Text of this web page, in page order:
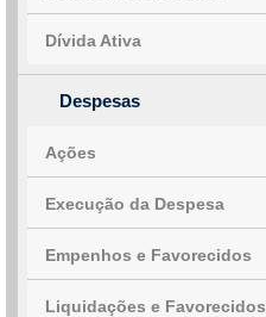
Dívida Ativa
Despesas
Ações
Execução da Despesa
Empenhos e Favorecidos
Liquidações e Favorecidos